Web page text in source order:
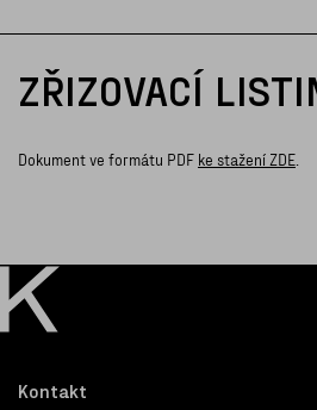
ZŘIZOVACÍ
Dokument ve formátu PDF ke stažení ZDE
Kontakt